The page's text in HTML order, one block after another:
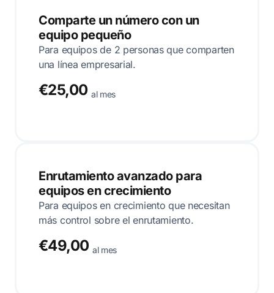
Comparte un número con un
equipo pequeño
Para equipos de 2 personas que comparten
una línea empresarial.
€25,00 al mes
Enrutamiento avanzado para
equipos en crecimiento
Para equipos en crecimiento que necesitan
más control sobre el enrutamiento.
€49,00 al mes